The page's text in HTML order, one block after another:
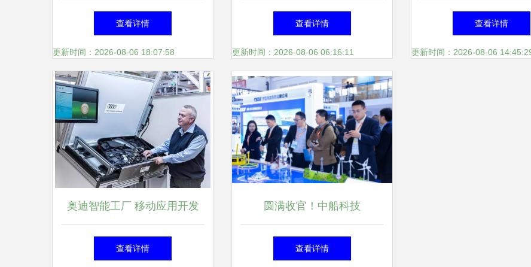
续增长，移动领域全球布局加
速
查看详情
更新时间：2026-08-06 18:07:58
选择
查看详情
更新时间：2026-08-06 06:16:11
信”登场，移动领域应
迎来新机遇
查看详情
更新时间：2026-08-06
奥迪智能工厂 移动应用开发
如何重塑未来制造新范式
查看详情
圆满收官！中船科技
CWP2025精彩回顾 移动领域
查看详情